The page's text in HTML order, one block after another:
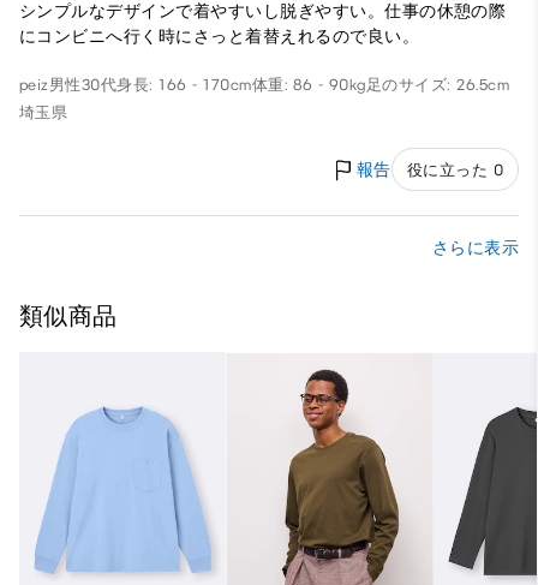
シンプルなデザインで着やすいし脱ぎやすい。仕事の休憩の際
にコンビニへ行く時にさっと着替えれるので良い。
peiz男性30代身長: 166 - 170cm体重: 86 - 90kg足のサイズ: 26.5cm
埼玉県
報告 役に立った 0
さらに表示
類似商品